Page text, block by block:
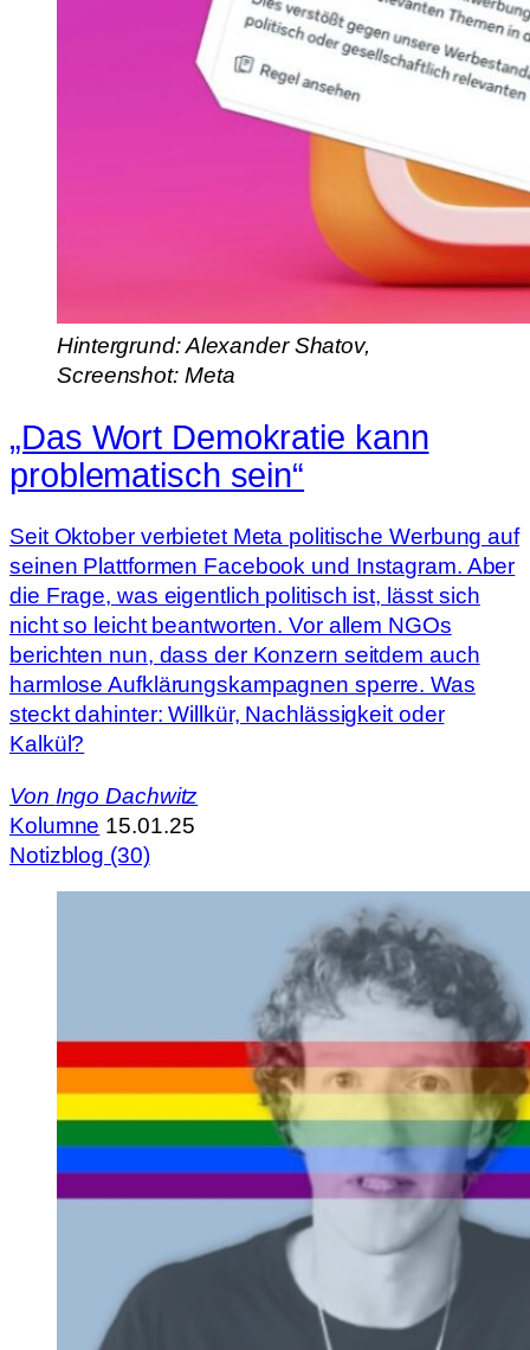
Hintergrund: Alexander Shatov,
Screenshot: Meta
„Das Wort Demokratie kann
problematisch sein“
Seit Oktober verbietet Meta politische Werbung auf
seinen Plattformen Facebook und Instagram. Aber
die Frage, was eigentlich politisch ist, lässt sich
nicht so leicht beantworten. Vor allem NGOs
berichten nun, dass der Konzern seitdem auch
harmlose Aufklärungskampagnen sperre. Was
steckt dahinter: Willkür, Nachlässigkeit oder
Kalkül?
Von Ingo Dachwitz
Kolumne 15.01.25
Notizblog (30)